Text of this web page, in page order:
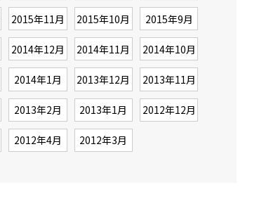
2015年11月 2015年10月 2015年9月
2014年12月 2014年11月 2014年10月
2014年1月 2013年12月 2013年11月
2013年2月 2013年1月 2012年12月
2012年4月 2012年3月